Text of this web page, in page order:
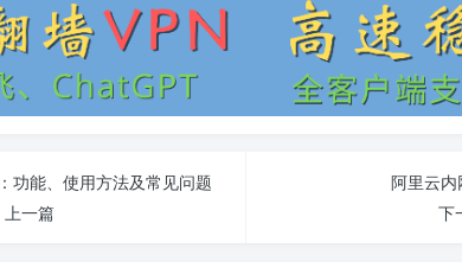
功能、使用方法及常见问题
上一篇
阿里云
下